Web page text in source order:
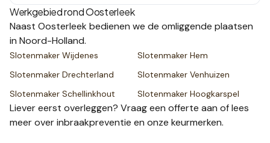
Werkgebied rondOosterleek
Naast Oosterleek bedienen we de omliggende plaatsen
in Noord-Holland.
Slotenmaker Wijdenes Slotenmaker Hem
Slotenmaker Drechterland Slotenmaker Venhuizen
Slotenmaker Schellinkhout Slotenmaker Hoogkarspel
Liever eerst overleggen? Vraag een offerte aan of lees
meer overinbraakpreventie en onze keurmerken.